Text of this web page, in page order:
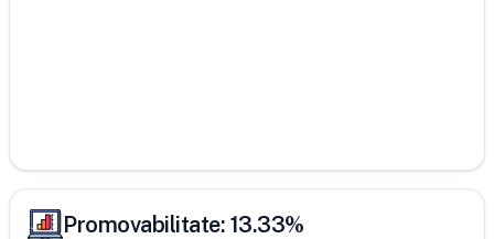
Promovabilitate: 13.33%